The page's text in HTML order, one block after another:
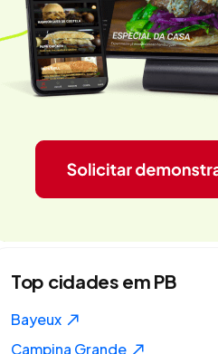
Top cidades em PB
Bayeux
Campina Grande